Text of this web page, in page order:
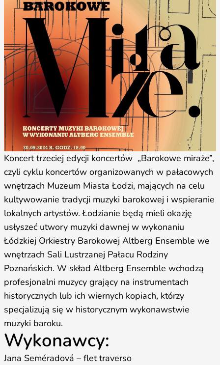
Koncert trzeciej edycji koncertów „Barokowe miraże”,
czyli cyklu koncertów organizowanych w pałacowych
wnętrzach Muzeum Miasta Łodzi, mających na celu
kultywowanie tradycji muzyki barokowej i wspieranie
lokalnych artystów. Łodzianie będą mieli okazję
usłyszeć utwory muzyki dawnej w wykonaniu
Łódzkiej Orkiestry Barokowej Altberg Ensemble we
wnętrzach Sali Lustrzanej Pałacu Rodziny
Poznańskich. W skład Altberg Ensemble wchodzą
profesjonalni muzycy grający na instrumentach
historycznych lub ich wiernych kopiach, którzy
specjalizują się w historycznym wykonawstwie
muzyki baroku.
Wykonawcy:
Jana Seméradová – flet traverso